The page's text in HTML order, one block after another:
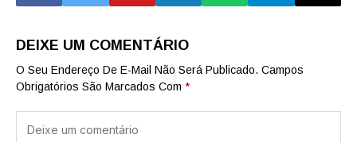
consolidar ações
DEIXE UM COMENTÁRIO
O Seu Endereço De E-Mail Não Será Publicado. Campos
Obrigatórios São Marcados Com *